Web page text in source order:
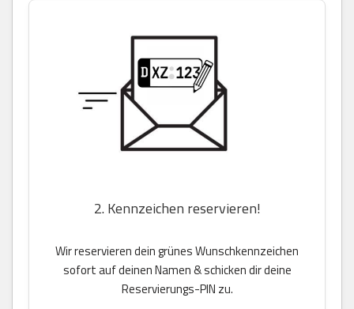
2. Kennzeichen reservieren!
Wir reservieren dein grünes Wunschkennzeichen
sofort auf deinen Namen & schicken dir deine
Reservierungs-PIN zu.